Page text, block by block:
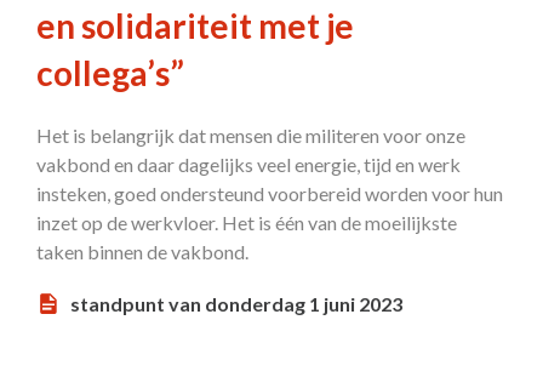
en solidariteit met je
collega’s”
Het is belangrijk dat mensen die militeren voor onze
vakbond en daar dagelijks veel energie, tijd en werk
insteken, goed ondersteund voorbereid worden voor hun
inzet op de werkvloer. Het is één van de moeilijkste
taken binnen de vakbond.
standpunt van donderdag 1 juni 2023